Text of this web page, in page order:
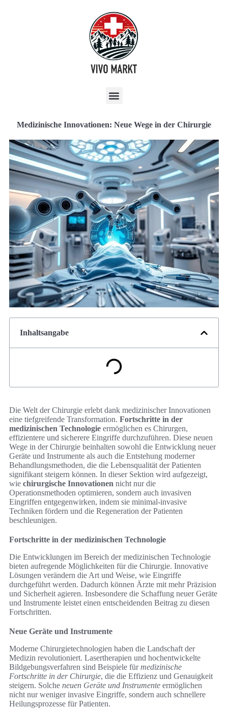
Medizinische Innovationen: Neue Wege in der Chirurgie
Inhaltsangabe
Die Welt der Chirurgie erlebt dank medizinischer Innovationen
eine tiefgreifende Transformation. Fortschritte in der
medizinischen Technologie ermöglichen es Chirurgen,
effizientere und sicherere Eingriffe durchzuführen. Diese neuen
Wege in der Chirurgie beinhalten sowohl die Entwicklung neuer
Geräte und Instrumente als auch die Entstehung moderner
Behandlungsmethoden, die die Lebensqualität der Patienten
signifikant steigern können. In dieser Sektion wird aufgezeigt,
wie chirurgische Innovationen nicht nur die
Operationsmethoden optimieren, sondern auch invasiven
Eingriffen entgegenwirken, indem sie minimal-invasive
Techniken fördern und die Regeneration der Patienten
beschleunigen.
Fortschritte in der medizinischen Technologie
Die Entwicklungen im Bereich der medizinischen Technologie
bieten aufregende Möglichkeiten für die Chirurgie. Innovative
Lösungen verändern die Art und Weise, wie Eingriffe
durchgeführt werden. Dadurch können Ärzte mit mehr Präzision
und Sicherheit agieren. Insbesondere die Schaffung neuer Geräte
und Instrumente leistet einen entscheidenden Beitrag zu diesen
Fortschritten.
Neue Geräte und Instrumente
Moderne Chirurgietechnologien haben die Landschaft der
Medizin revolutioniert. Lasertherapien und hochentwickelte
Bildgebungsverfahren sind Beispiele fürmedizinische
Fortschritte in der Chirurgie, die die Effizienz und Genauigkeit
steigern. Solche neuen Geräte und Instrumente ermöglichen
nicht nur weniger invasive Eingriffe, sondern auch schnellere
Heilungsprozesse für Patienten.